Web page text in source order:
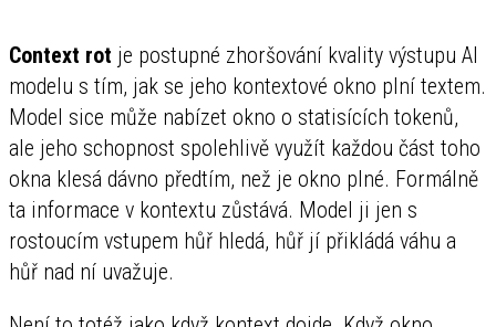
Context rot je postupné zhoršování kvality výstupu AI
modelu s tím, jak se jeho kontextové okno plní textem.
Model sice může nabízet okno o statisících tokenů,
ale jeho schopnost spolehlivě využít každou část toho
okna klesá dávno předtím, než je okno plné. Formálně
ta informace v kontextu zůstává. Model ji jen s
rostoucím vstupem hůř hledá, hůř jí přikládá váhu a
hůř nad ní uvažuje.